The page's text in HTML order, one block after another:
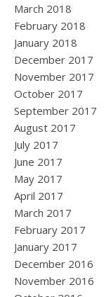
March 2018
February 2018
January 2018
December 2017
November 2017
October 2017
September 2017
August 2017
July 2017
June 2017
May 2017
April 2017
March 2017
February 2017
January 2017
December 2016
November 2016